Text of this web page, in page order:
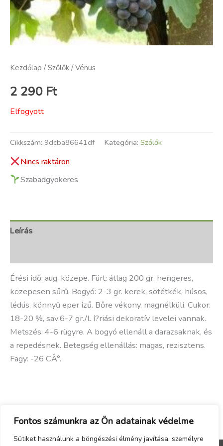
Fontos számunkra az Ön adatainak védelme
Sütiket használunk a böngészési élmény javítása, személyre
Kezdőlap /Szőlők / Vénus
2 290 Ft
Elfogyott
Cikkszám: 9dcba86641df Kategória: Szőlők
Nincs raktáron
Szabadgyökeres
Leírás
Érési idő: aug. közepe. Fürt: átlag 200 gr. hengeres,
közepesen sűrű. Bogyó: 2-3 gr. kerek, sötétkék, húsos,
lédús, könnyű eper í­zű. Bőre vékony, magnélküli. Cukor:
18-20 %, sav:6-7 gr./l. í?riási dekoratí­v levelei vannak.
Metszés: 4-6 rügyre. A bogyó ellenáll a darazsaknak, és
a repedésnek. Betegség ellenállás: magas, rezisztens.
Fagy: -26 CÂ°.